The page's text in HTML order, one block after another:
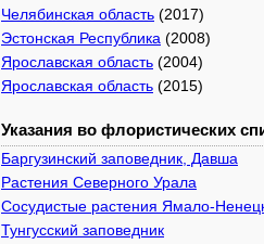
Челябинская область (2017)
Эстонская Республика (2008)
Ярославская область (2004)
Ярославская область (2015)
Указания во флористических
Баргузинский заповедник, Давша
Растения Северного Урала
Сосудистые растения Ямало-
Тунгусский заповедник